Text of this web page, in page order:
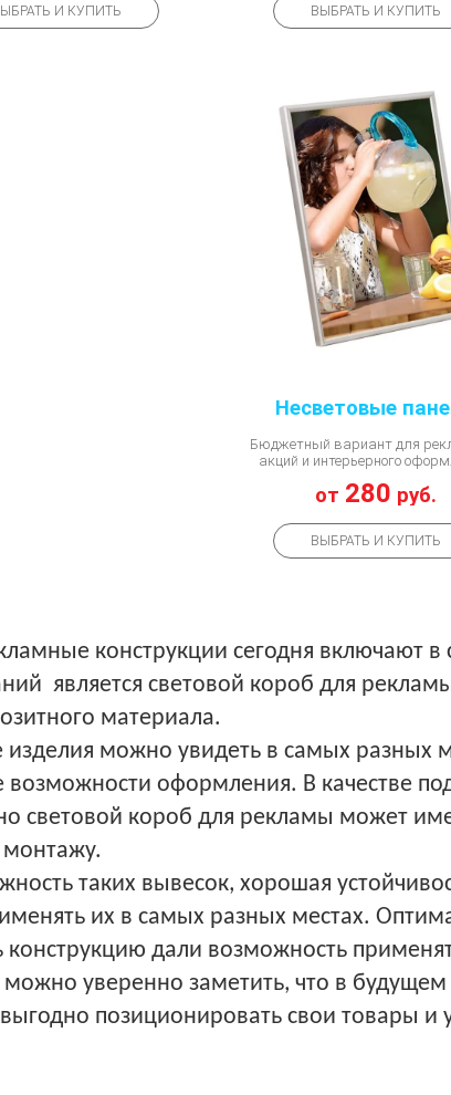
И КУПИТЬ ВЫБРАТЬ И КУПИТЬ
Несветовые
Бюджетный вариант для
акций и интерьерного
от 280 руб.
ВЫБРАТЬ И КУПИТЬ
конструкции сегодня включают
является световой короб для
материала.
изделия можно увидеть в самых
возможности оформления. В качестве
световой короб для рекламы может
таких вывесок, хорошая
их в самых разных местах.
конструкцию дали возможность
уверенно заметить, что в
позиционировать свои товары